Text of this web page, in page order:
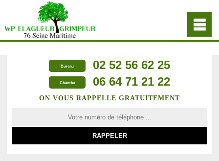
Bureau 02 52 56 62 25
Chantier 06 64 71 21 22
ON VOUS RAPPELLE GRATUITEMENT